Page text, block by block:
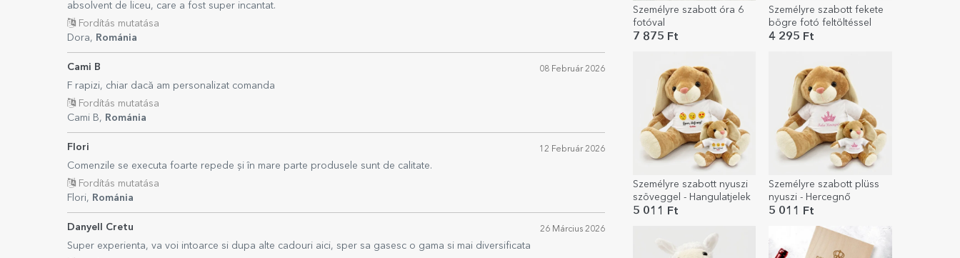
Személyre szabott óra 6
fotóval
7 875 Ft
Személyre szabott fekete
bögre fotó feltöltéssel
4 295 Ft
Személyre szabott nyuszi
szöveggel - Hangulatjelek
5 011 Ft
Személyre szabott plüss
nyuszi - Hercegnő
5 011 Ft
absolvent de liceu, care a fost super incantat.
Fordítás mutatása
Dora, Románia
Cami B 08 Február 2026
F rapizi, chiar dacă am personalizat comanda
Fordítás mutatása
Cami B, Románia
Flori 12 Február 2026
Comenzile se executa foarte repede și în mare parte produsele sunt de calitate.
Fordítás mutatása
Flori, Románia
Danyell Cretu 26 Március 2026
Super experienta, va voi intoarce si dupa alte cadouri aici, sper sa gasesc o gama si mai diversificata